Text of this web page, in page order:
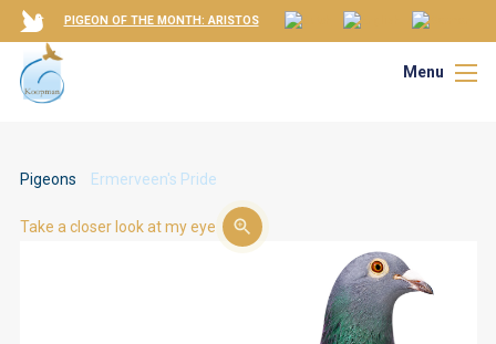
PIGEON OF THE MONTH: ARISTOS
Menu
Pigeons Ermerveen's Pride
Take a closer look at my eye